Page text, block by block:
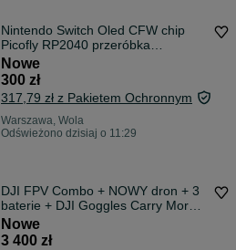
Nintendo Switch Oled CFW chip
Picofly RP2040 przeróbka
Atmoshpere Hekate modowanie
kamikaze
Nowe
300 zł
317,79 zł z Pakietem Ochronnym
Warszawa, Wola
Odświeżono dzisiaj o 11:29
DJI FPV Combo + NOWY dron + 3
baterie + DJI Goggles Carry More +
RC Motion + Lumenier AXII HD 2
Nowe
3 400 zł